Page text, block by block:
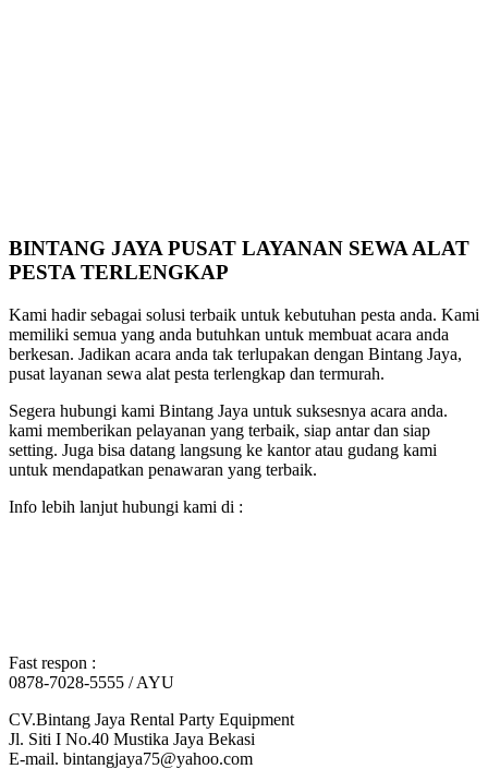
BINTANG JAYA PUSAT LAYANAN SEWA ALAT
PESTA TERLENGKAP
Kami hadir sebagai solusi terbaik untuk kebutuhan pesta anda. Kami
memiliki semua yang anda butuhkan untuk membuat acara anda
berkesan. Jadikan acara anda tak terlupakan dengan Bintang Jaya,
pusat layanan sewa alat pesta terlengkap dan termurah.
Segera hubungi kami Bintang Jaya untuk suksesnya acara anda.
kami memberikan pelayanan yang terbaik, siap antar dan siap
setting. Juga bisa datang langsung ke kantor atau gudang kami
untuk mendapatkan penawaran yang terbaik.
Info lebih lanjut hubungi kami di :
Fast respon :
0878-7028-5555 / AYU
CV.Bintang Jaya Rental Party Equipment
Jl. Siti I No.40 Mustika Jaya Bekasi
E-mail. bintangjaya75@yahoo.com